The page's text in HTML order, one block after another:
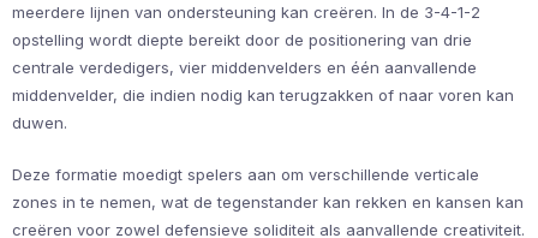
meerdere lijnen van ondersteuning kan creëren. In de 3-4-1-2
opstelling wordt diepte bereikt door de positionering van drie
centrale verdedigers, vier middenvelders en één aanvallende
middenvelder, die indien nodig kan terugzakken of naar voren kan
duwen.
Deze formatie moedigt spelers aan om verschillende verticale
zones in te nemen, wat de tegenstander kan rekken en kansen kan
creëren voor zowel defensieve soliditeit als aanvallende creativiteit.